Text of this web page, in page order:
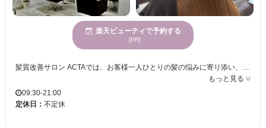
楽天ビューティで予約する
[PR]
髪質改善サロン ACTAでは、お客様一人ひとりの髪の悩みに寄り添い、スタイルアップのお手伝いをしています。心身が休まる場所で、静かに過ごしながらも、うねりやクセ毛に悩む方に向けた専門技術を得意としています。縮毛矯正のプロフェッショナルが、まっすぐで扱いやすいストレートヘアを実現します。年齢を問わず、さまざまな方々にご利用いただけることが特徴であり、多くのお客様がリピートしています。駐車場があるので、車でのお越しも安心です。充実した設備とサービスにより、お客様の理想のヘアスタイルを叶えるお手伝いをしています。髪質改善サロン ACTAで、心地よい時間をお過ごしいただきながら、満足度の高いヘアスタイルをご体験ください。
もっと見る
09:30-21:00
定休日： 不定休